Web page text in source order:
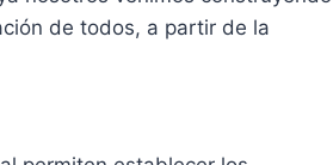
de todos, a partir de la